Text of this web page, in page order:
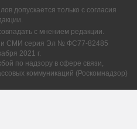
допускается только с согласия
с мнением редакции.
СМИ серия Эл № ФС77-82485
2021 г.
по надзору в сфере связи,
коммуникаций (Роскомнадзор)